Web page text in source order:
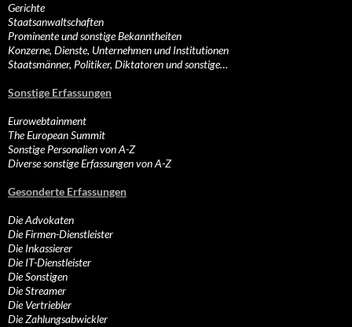
Gerichte
Staatsanwaltschaften
Prominente und sonstige Bekanntheiten
Konzerne, Dienste, Unternehmen und Institutionen
Staatsmänner, Politiker, Diktatoren und sonstige…
Sonstige Erfassungen
Eurowebtainment
The European Summit
Sonstige Personalien von A-Z
Diverse sonstige Erfassungen von A-Z
Gesonderte Erfassungen
Die Advokaten
Die Firmen-Dienstleister
Die Inkassierer
Die IT-Dienstleister
Die Sonstigen
Die Streamer
Die Vertriebler
Die Zahlungsabwickler